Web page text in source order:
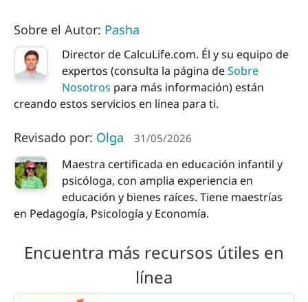
Sobre el Autor: Pasha
Director de CalcuLife.com. Él y su equipo de
expertos (consulta la página deSobre
Nosotros para más información) están
creando estos servicios en línea para ti.
Revisado por: Olga 31/05/2026
Maestra certificada en educación infantil y
psicóloga, con amplia experiencia en
educación y bienes raíces. Tiene maestrías
en Pedagogía, Psicología y Economía.
Encuentra más recursos útiles en
línea